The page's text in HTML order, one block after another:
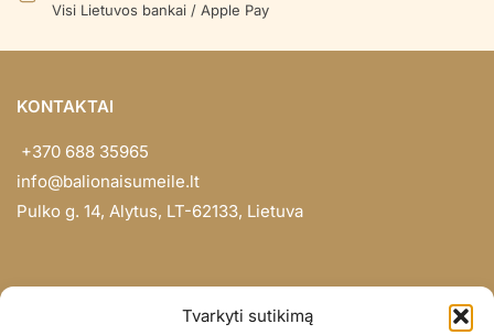
Tvarkyti sutikimą
Visi Lietuvos bankai / Apple Pay
KONTAKTAI
+370 688 35965
info@balionaisumeile.lt
Pulko g. 14, Alytus, LT-62133, Lietuva